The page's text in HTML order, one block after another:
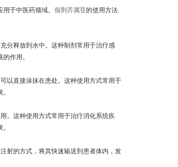
于中医药领域。 假荆芥属苷的使用方法
分释放到水中。这种制剂常用于治疗感
作用。
以直接涂抹在患处。这种使用方式常用于
。这种使用方式常用于治疗消化系统疾
射的方式，将其快速输送到患者体内，发